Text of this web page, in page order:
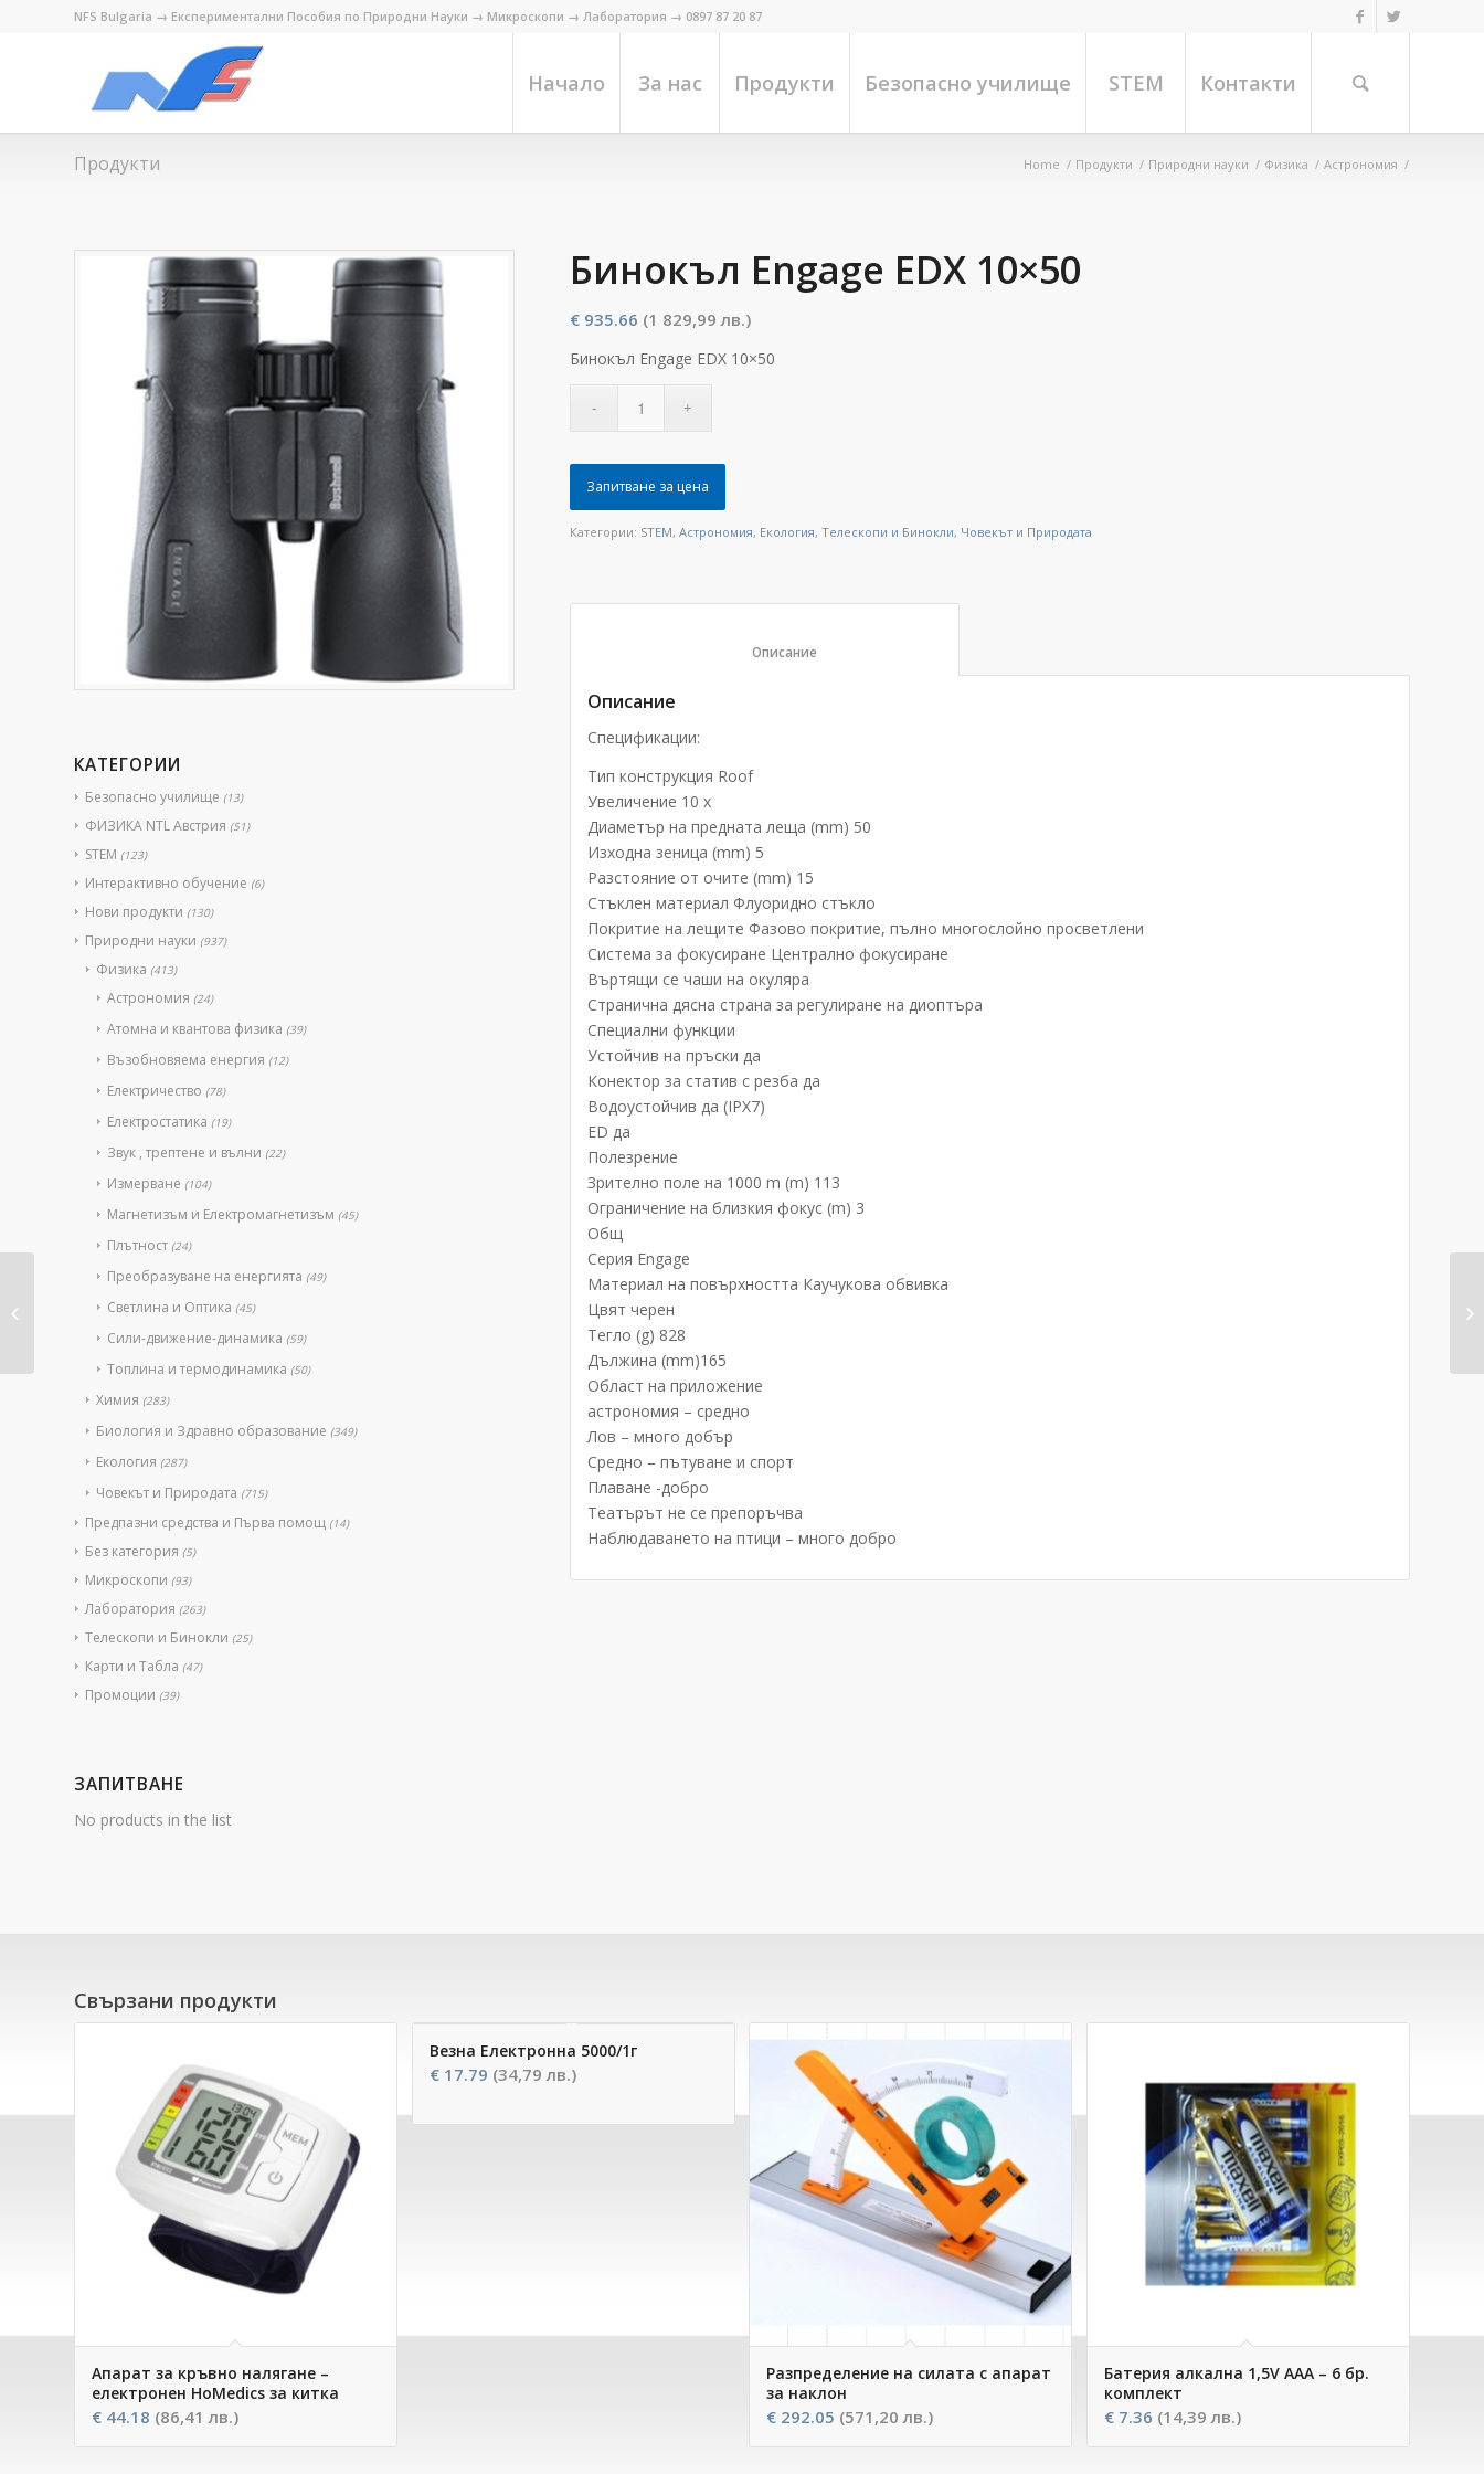
NFS Bulgaria → Експериментални Пособия по Природни Науки → Микроскопи → Лаборатория → 0897 87 20 87
Начало За нас Продукти Безопасно училище STEM Контакти
Продукти Home / Продукти / Природни науки / Физика / Астрономия /
КАТЕГОРИИ
Безопасно училище (13)
ФИЗИКА NTL Австрия (51)
STEM (123)
Интерактивно обучение (6)
Нови продукти (130)
Природни науки (937)
Физика (413)
Астрономия (24)
Атомна и квантова физика (39)
Възобновяема енергия (12)
Електричество (78)
Електростатика (19)
Звук , трептене и вълни (22)
Измерване (104)
Магнетизъм и Електромагнетизъм (45)
Плътност (24)
Преобразуване на енергията (49)
Светлина и Оптика (45)
Сили-движение-динамика (59)
Топлина и термодинамика (50)
Химия (283)
Биология и Здравно образование (349)
Екология (287)
Човекът и Природата (715)
Предпазни средства и Първа помощ (14)
Без категория (5)
Микроскопи (93)
Лаборатория (263)
Телескопи и Бинокли (25)
Карти и Табла (47)
Промоции (39)
ЗАПИТВАНЕ
No products in the list
Бинокъл Engage EDX 10×50
€ 935.66 (1 829,99 лв.)
Бинокъл Engage EDX 10×50
Запитване за цена
Категории: STEM,Астрономия, Екология,Телескопи и Бинокли, Човекът и Природата
Описание
Спецификации:
Тип конструкция Roof
Увеличение 10 x
Диаметър на предната леща (mm) 50
Изходна зеница (mm) 5
Разстояние от очите (mm) 15
Стъклен материал Флуоридно стъкло
Покритие на лещите Фазово покритие, пълно многослойно просветлени
Система за фокусиране Централно фокусиране
Въртящи се чаши на окуляра
Странична дясна страна за регулиране на диоптъра
Специални функции
Устойчив на пръски да
Конектор за статив с резба да
Водоустойчив да (IPX7)
ED да
Полезрение
Зрително поле на 1000 m (m) 113
Ограничение на близкия фокус (m) 3
Общ
Серия Engage
Материал на повърхността Каучукова обвивка
Цвят черен
Тегло (g) 828
Дължина (mm)165
Област на приложение
астрономия – средно
Лов – много добър
Средно – пътуване и спорт
Плаване -добро
Театърът не се препоръчва
Наблюдаването на птици – много добро
Свързани продукти
Апарат за кръвно налягане –
електронен HoMedics за китка
€ 44.18 (86,41 лв.)
Везна Електронна 5000/1г
€17.79 (34,79 лв.)
Разпределение на силата с апарат
за наклон
€ 292.05 (571,20 лв.)
Батерия алкална 1,5V ААA – 6 бр.
комплект
€7.36 (14,39 лв.)
Пробовземач –